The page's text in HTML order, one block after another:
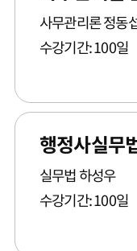
사무관리론 정동
수강기간: 100일
행정사실무
실무법 하성우
수강기간: 100일